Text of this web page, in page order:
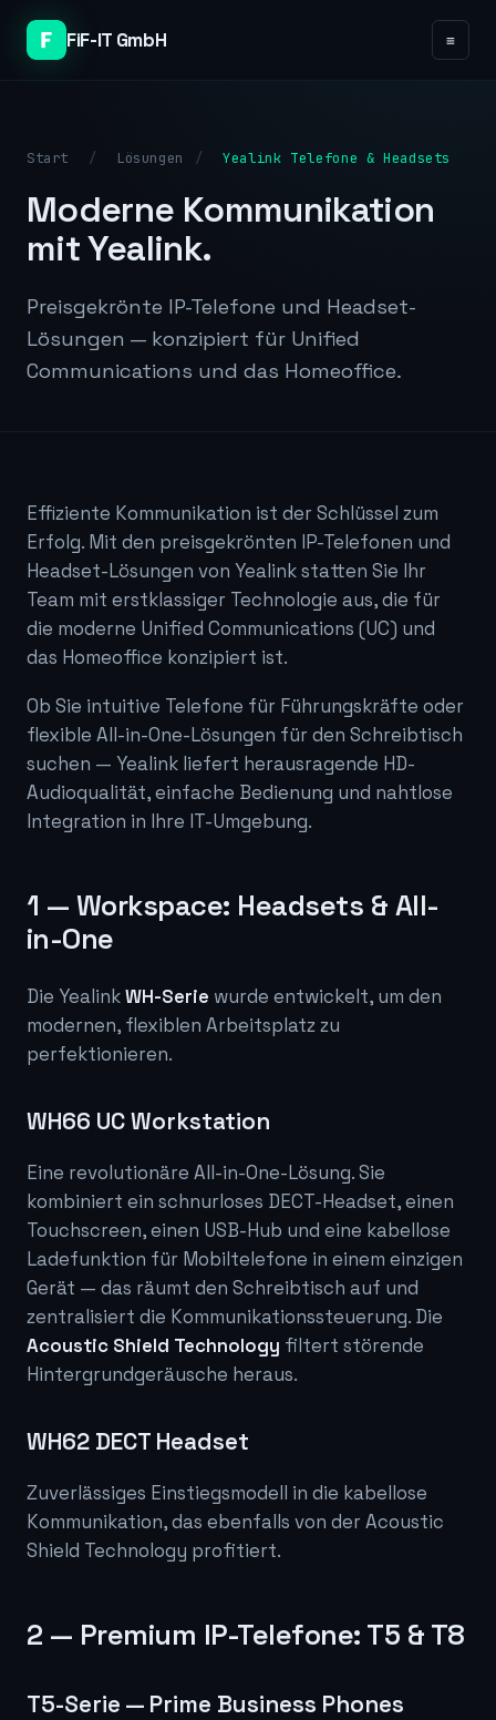
FiF-IT GmbH ≡
Start / Lösungen / Yealink Telefone & Headsets
Moderne Kommunikation
mit Yealink.
Preisgekrönte IP-Telefone und Headset-
Lösungen — konzipiert für Unified
Communications und das Homeoffice.
Effiziente Kommunikation ist der Schlüssel zum
Erfolg. Mit den preisgekrönten IP-Telefonen und
Headset-Lösungen von Yealink statten Sie Ihr
Team mit erstklassiger Technologie aus, die für
die moderne Unified Communications (UC) und
das Homeoffice konzipiert ist.
Ob Sie intuitive Telefone für Führungskräfte oder
flexible All-in-One-Lösungen für den Schreibtisch
suchen — Yealink liefert herausragende HD-
Audioqualität, einfache Bedienung und nahtlose
Integration in Ihre IT-Umgebung.
1 — Workspace: Headsets & All-
in-One
Die YealinkWH-Serie wurde entwickelt, um den
modernen, flexiblen Arbeitsplatz zu
perfektionieren.
WH66 UC Workstation
Eine revolutionäre All-in-One-Lösung. Sie
kombiniert ein schnurloses DECT-Headset, einen
Touchscreen, einen USB-Hub und eine kabellose
Ladefunktion für Mobiltelefone in einem einzigen
Gerät — das räumt den Schreibtisch auf und
zentralisiert die Kommunikationssteuerung. Die
Acoustic Shield Technology filtert störende
Hintergrundgeräusche heraus.
WH62 DECT Headset
Zuverlässiges Einstiegsmodell in die kabellose
Kommunikation, das ebenfalls von der Acoustic
Shield Technology profitiert.
2 — Premium IP-Telefone: T5 & T8
T5-Serie — Prime Business Phones